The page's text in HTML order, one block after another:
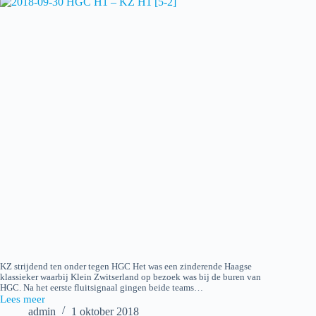
KZ strijdend ten onder tegen HGC Het was een zinderende Haagse
klassieker waarbij Klein Zwitserland op bezoek was bij de buren van
HGC. Na het eerste fluitsignaal gingen beide teams…
Lees meer
2018-
admin 1 oktober 2018